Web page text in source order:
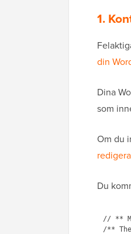
1.
din
Dina
som
Om du
Du
// **
/**